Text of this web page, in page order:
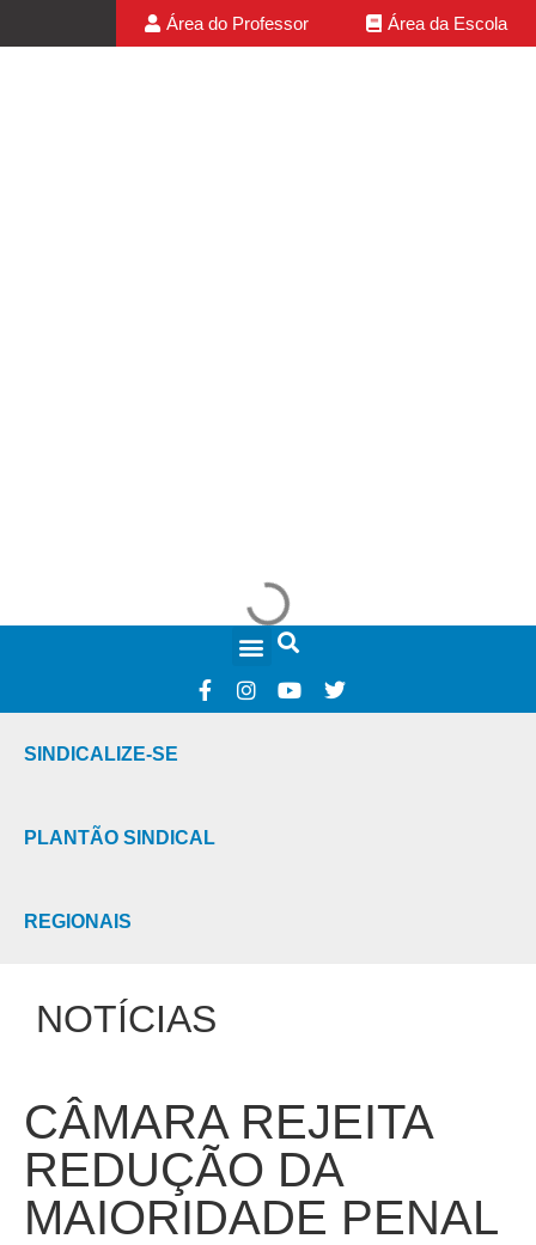
Área do Professor Área da Escola
SINDICALIZE-SE
PLANTÃO SINDICAL
REGIONAIS
NOTÍCIAS
CÂMARA REJEITA
REDUÇÃO DA
MAIORIDADE PENAL